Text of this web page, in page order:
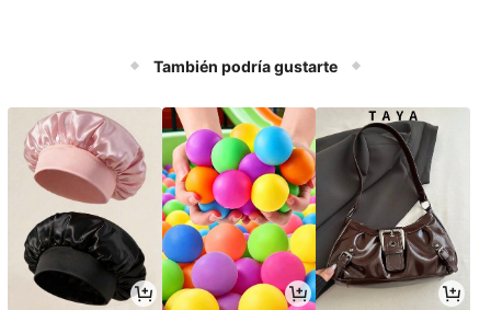
También podría gustarte